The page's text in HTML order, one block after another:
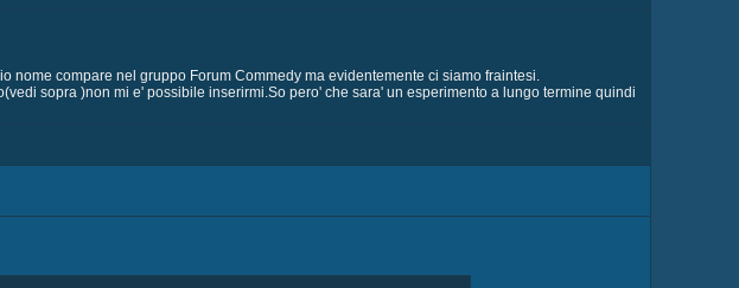
nome compare nel gruppo Forum Commedy ma evidentemente ci siamo fraintesi.
sopra )non mi e' possibile inserirmi.So pero' che sara' un esperimento a lungo termine quindi